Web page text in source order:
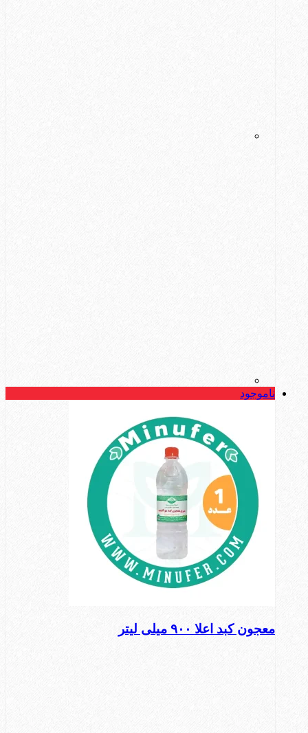
ناموجود
معجون کبد اعلا ۹۰۰ میلی لیتر